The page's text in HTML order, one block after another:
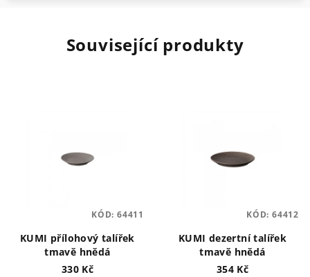
Související produkty
KUMI přílohový talířek
tmavě hnědá
330 Kč
KÓD: 64411
KUMI dezertní talířek
tmavě hnědá
354 Kč
KÓD: 64412